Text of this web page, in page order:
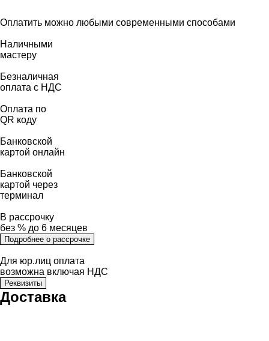
Оплатить можно любыми современными способами
Наличными
мастеру
Безналичная
оплата с НДС
Оплата по
QR коду
Банковской
картой онлайн
Банковской
картой через
терминал
В рассрочку
без % до 6 месяцев
Подробнее о рассрочке
Для юр.лиц оплата
возможна включая НДС
Реквизиты
Доставка